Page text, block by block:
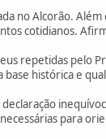
no Alcorão. Além
cotidianos.
repetidas pelo
histórica e
para